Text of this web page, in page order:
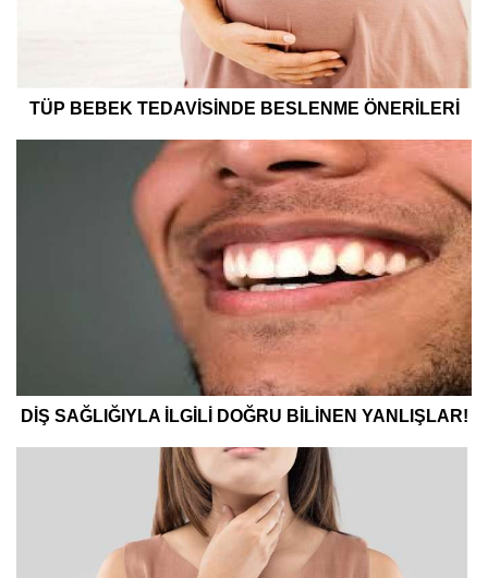
TÜP BEBEK TEDAVİSİNDE BESLENME ÖNERİLERİ
DİŞ SAĞLIĞIYLA İLGİLİ DOĞRU BİLİNEN YANLIŞLAR!